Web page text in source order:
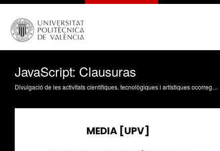
JavaScript: Clausuras
Divulgació de les activitats científiques, tecnològiques i artístiques ocorregudes en els tres campus de la UPV